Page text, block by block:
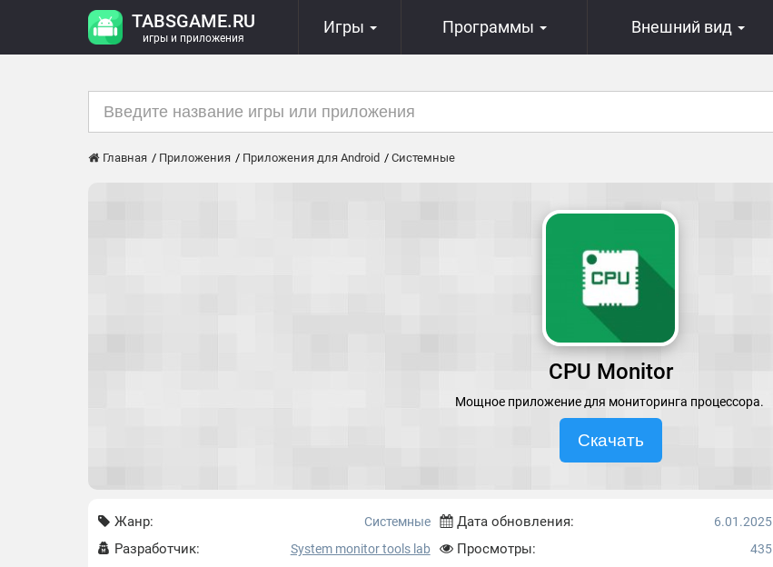
TABSGAME.RU
игры и приложения
Игры Программы Внешний вид
Главная Приложения Приложения для Android Системные
CPU Monitor
Мощное приложение для мониторинга процессора.
Скачать
Жанр: Системные
Разработчик: System monitor tools lab
Дата обновления: 6.01.2025
Просмотры: 435